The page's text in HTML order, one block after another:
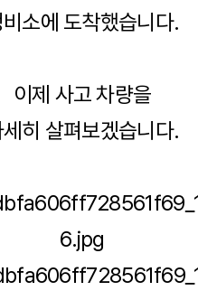
소에 도착했습니다.
이제 사고 차량을
히 살펴보겠습니다.